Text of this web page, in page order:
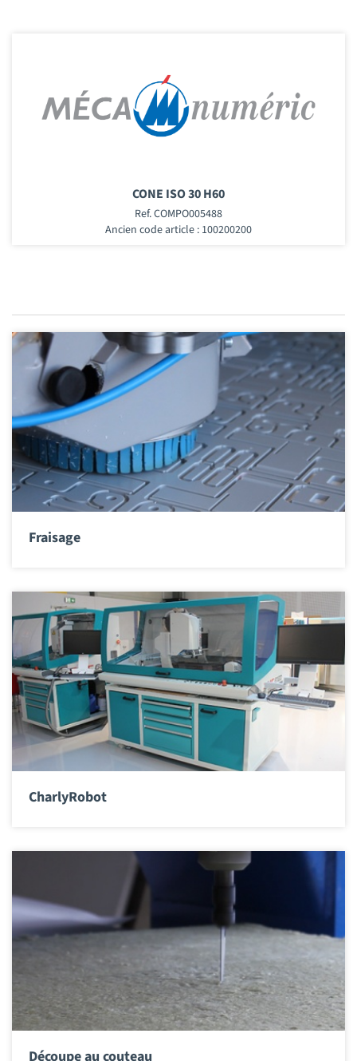
CONE ISO 30 H60
Ref. COMPO005488
Ancien code article : 100200200
Fraisage
CharlyRobot
Découpe au couteau